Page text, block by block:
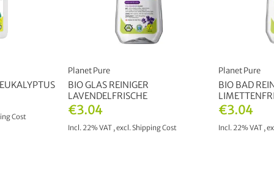
Cost €3.04
Incl. 22% VAT ,excl.Shipping Cost
Planet Pure
BIO GLAS REINIGER
LAVENDELFRISCHE
€3.04
Incl. 22% VAT ,
Planet Pure
BIO BAD